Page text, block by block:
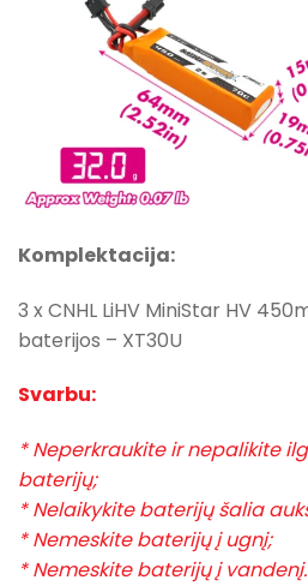
Komplektacija:
3 x CNHL LiHV MiniStar HV
baterijos – XT30U
Svarbu:
* Neperkraukite ir nepalikite
baterijų;
* Nelaikykite baterijų šalia
* Nemeskite baterijų į ugnį;
* Nemeskite baterijų į vandenį.